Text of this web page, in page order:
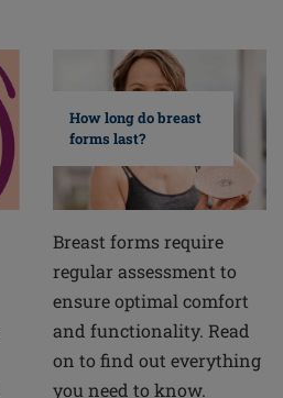
How long do breast
forms last?
Breast forms require
regular assessment to
ensure optimal comfort
and functionality. Read
on to find out everything
you need to know.